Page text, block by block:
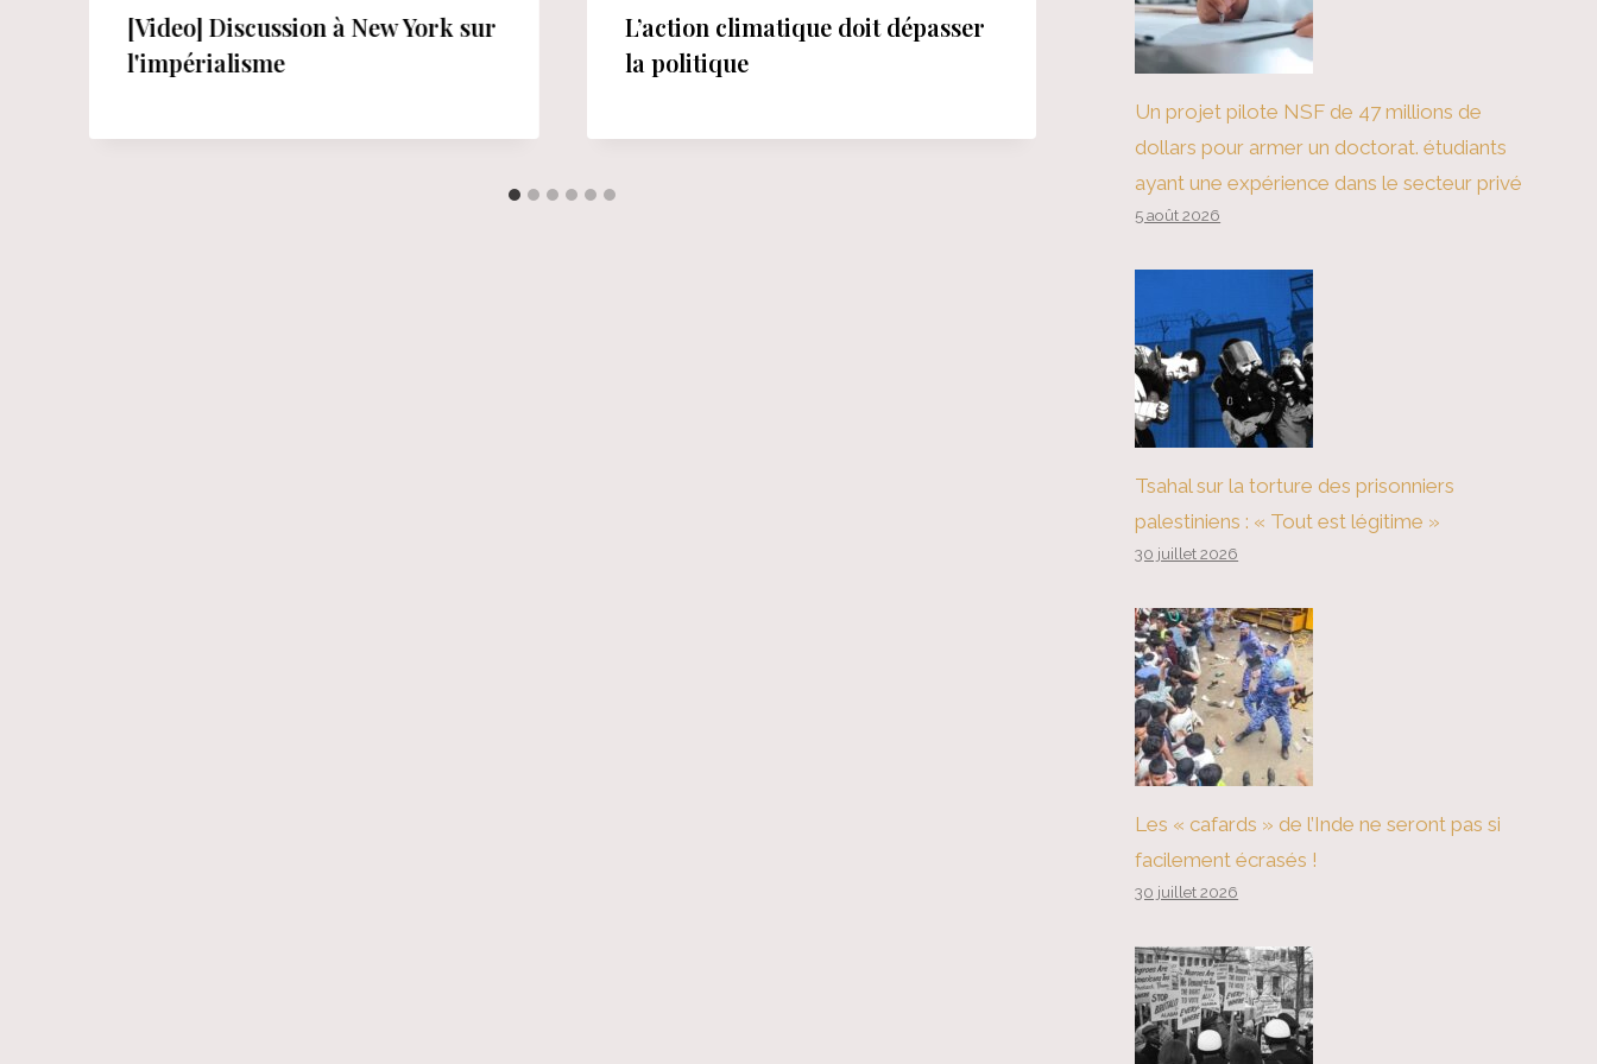
[Video] Discussion à New York sur
l'impérialisme
L’action climatique doit dépasser
la politique
Les Black Panthers sont-ils de
retour ?
Un projet pilote NSF de 47 millions de
dollars pour armer un doctorat. étudiants
ayant une expérience dans le secteur privé
5 août 2026
Tsahal sur la torture des prisonniers
palestiniens : « Tout est légitime »
30 juillet 2026
Les « cafards » de l’Inde ne seront pas si
facilement écrasés !
30 juillet 2026